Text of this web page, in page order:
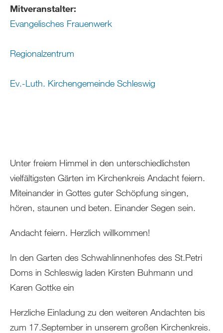
Mitveranstalter:
Evangelisches Frauenwerk
Regionalzentrum
Ev.-Luth. Kirchengemeinde Schleswig
Unter freiem Himmel in den unterschiedlichsten
vielfältigsten Gärten im Kirchenkreis Andacht feiern.
Miteinander in Gottes guter Schöpfung singen,
hören, staunen und beten. Einander Segen sein.
Andacht feiern. Herzlich willkommen!
In den Garten des Schwahlinnenhofes des St.Petri
Doms in Schleswig laden Kirsten Buhmann und
Karen Gottke ein
Herzliche Einladung zu den weiteren Andachten bis
zum 17.September in unserem großen Kirchenkreis.